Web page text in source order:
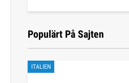
Populärt På Sajten
ITALIEN